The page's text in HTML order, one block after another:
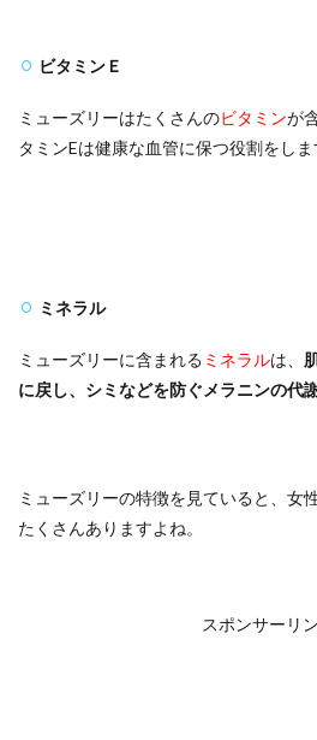
ビタミンＥ
ミューズリーはたくさんのビタミンが
タミンEは健康な血管に保つ役割をしま
ミネラル
ミューズリーに含まれる ミネラルは、
に戻し、シミなどを防ぐメラニンの代
ミューズリーの特徴を見ていると、女
たくさんありますよね。
スポンサーリ